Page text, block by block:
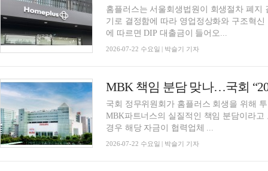
홈플러스는 서울회생법원이 회생절차 폐지
기로 결정함에 따라 영업정상화와 구조혁
에 따르면 DIP 대출금이 들어오...
2026-07-22 수요일 | 박슬기 기자
MBK 책임 분담 맞나…국회
국회 정무위원회가 홈플러스 회생을 위해
MBK파트너스의 실질적인 책임 분담이라
경우 해당 자금이 협력업체 ...
2026-07-22 수요일 | 박슬기 기자